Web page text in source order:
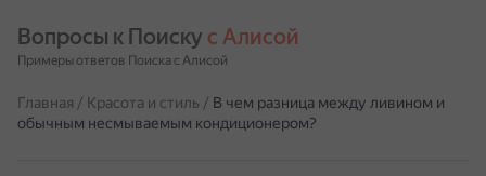
Вопросы к Поиску с Алисой
Примеры ответов Поиска с Алисой
Главная / Красота и стиль / В чем разница между ливином и
обычным несмываемым кондиционером?